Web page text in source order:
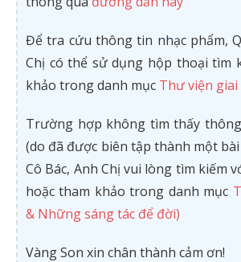
Để tra cứu thông tin nhạc phẩm,
Chị có thể sử dụng hộp thoại tìm
khảo trong danh mục Thư viện
Trường hợp không tìm thấy
(do đã được biên tập thành một
Cô Bác, Anh Chị vui lòng tìm kiếm
hoặc tham khảo trong danh mục
& Những sáng tác để đời)
Vàng Son xin chân thành cảm ơn!